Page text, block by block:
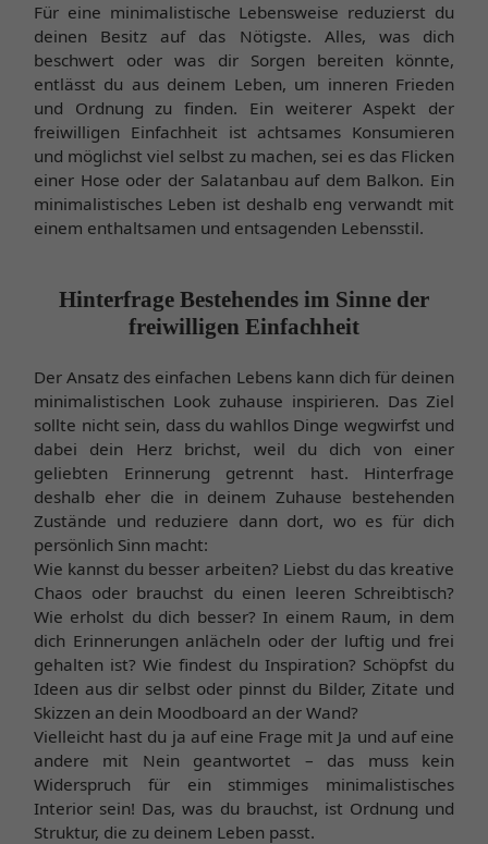
Für eine minimalistische Lebensweise reduzierst du
deinen Besitz auf das Nötigste. Alles, was dich
beschwert oder was dir Sorgen bereiten könnte,
entlässt du aus deinem Leben, um inneren Frieden
und Ordnung zu finden. Ein weiterer Aspekt der
freiwilligen Einfachheit ist achtsames Konsumieren
und möglichst viel selbst zu machen, sei es das Flicken
einer Hose oder der Salatanbau auf dem Balkon. Ein
minimalistisches Leben ist deshalb eng verwandt mit
einem enthaltsamen und entsagenden Lebensstil.
Hinterfrage Bestehendes im Sinne der
freiwilligen Einfachheit
Der Ansatz des einfachen Lebens kann dich für deinen
minimalistischen Look zuhause inspirieren. Das Ziel
sollte nicht sein, dass du wahllos Dinge wegwirfst und
dabei dein Herz brichst, weil du dich von einer
geliebten Erinnerung getrennt hast. Hinterfrage
deshalb eher die in deinem Zuhause bestehenden
Zustände und reduziere dann dort, wo es für dich
persönlich Sinn macht:
Wie kannst du besser arbeiten? Liebst du das kreative
Chaos oder brauchst du einen leeren Schreibtisch?
Wie erholst du dich besser? In einem Raum, in dem
dich Erinnerungen anlächeln oder der luftig und frei
gehalten ist? Wie findest du Inspiration? Schöpfst du
Ideen aus dir selbst oder pinnst du Bilder, Zitate und
Skizzen an dein Moodboard an der Wand?
Vielleicht hast du ja auf eine Frage mit Ja und auf eine
andere mit Nein geantwortet – das muss kein
Widerspruch für ein stimmiges minimalistisches
Interior sein! Das, was du brauchst, ist Ordnung und
Struktur, die zu deinem Leben passt.